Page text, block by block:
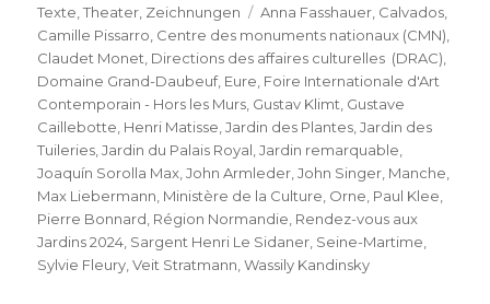
Texte ,Theater Zeichnungen Schlagwörter
Anna Fasshauer Calvados
Camille Pissarro Centre des monuments nationaux (CMN)
Claudet Monet Directions des affaires culturelles (DRAC)
Domaine Grand-Daubeuf, Eure Foire Internationale d'Art
Contemporain - Hors les Murs Gustav Klimt Gustave
Caillebotte Henri Matisse ,Jardin des Plantes ,Jardin des
Tuileries ,Jardin du Palais Royal ,Jardin remarquable
Joaquín Sorolla Max ,John Armleder ,John Singer Manche
Max Liebermann Ministère de la Culture Orne Paul Klee
Pierre Bonnard Région Normandie Rendez-vous aux
Jardins 2024 Sargent Henri Le Sidaner Seine-Martime
Sylvie Fleury ,Veit Stratmann ,Wassily Kandinsky